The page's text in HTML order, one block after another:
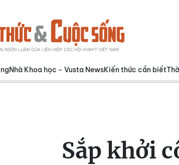
Nhà Khoa học - Vusta NewsKiến thức cần biết
Sắp khởi